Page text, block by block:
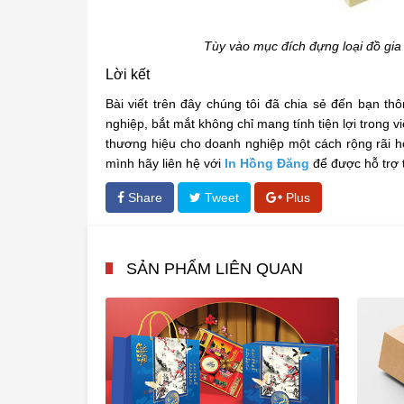
Tùy vào mục đích đựng loại đồ
Lời kết
Bài viết trên đây chúng tôi đã chia sẻ đến bạn
nghiệp, bắt mắt không chỉ mang tính tiện lợi trong
thương hiệu cho doanh nghiệp một cách rộng
mình hãy liên hệ với In Hồng Đăng để được hỗ trợ
Share Tweet Plus
SẢN PHẨM LIÊN QUAN